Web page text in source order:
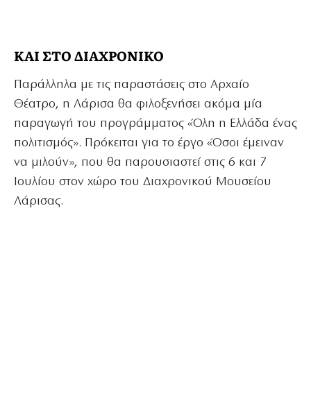
ΚΑΙ ΣΤΟ ΔΙΑΧΡΟΝΙΚΟ
Παράλληλα με τις παραστάσεις στο Αρχαίο
Θέατρο, η Λάρισα θα φιλοξενήσει ακόμα μία
παραγωγή του προγράμματος «Όλη η Ελλάδα ένας
πολιτισμός». Πρόκειται για το έργο «Όσοι έμειναν
να μιλούν», που θα παρουσιαστεί στις 6 και 7
Ιουλίου στον χώρο του Διαχρονικού Μουσείου
Λάρισας.